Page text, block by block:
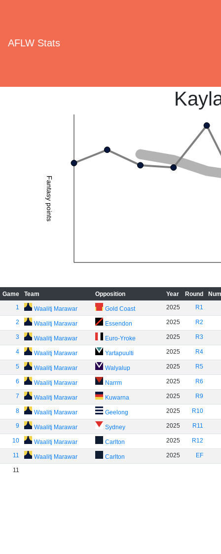
AFLW Stats
Fantasy points
Game Team Opposition Year Round
1
Waalitj Marawar Gold Coast 2025 R1
2 Waalitj Marawar Essendon 2025 R2
3 Waalitj Marawar Euro-Yroke 2025 R3
4 Waalitj Marawar Yartapuulti 2025 R4
5 Waalitj Marawar Walyalup 2025 R5
6 Waalitj Marawar Narrm 2025 R6
7 Waalitj Marawar Kuwarna 2025 R9
8 Waalitj Marawar Geelong 2025 R10
9 Waalitj Marawar Sydney 2025 R11
10 Waalitj Marawar Carlton 2025 R12
11 Waalitj Marawar Carlton 2025 EF
11